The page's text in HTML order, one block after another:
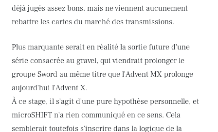
déjà jugés assez bons, mais ne viennent aucunement
rebattre les cartes du marché des transmissions.
Plus marquante serait en réalité la sortie future d'une
série consacrée au gravel, qui viendrait prolonger le
groupe Sword au même titre que l'Advent MX prolonge
aujourd'hui l'Advent X.
À ce stage, il s'agit d'une pure hypothèse personnelle, et
microSHIFT n'a rien communiqué en ce sens. Cela
semblerait toutefois s'inscrire dans la logique de la